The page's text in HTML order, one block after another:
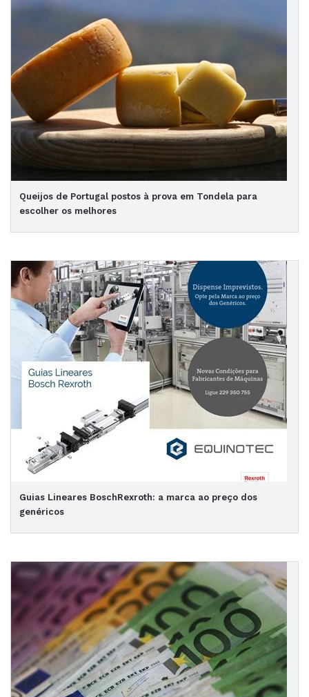
Queijos de Portugal postos à prova em Tondela para
escolher os melhores
Guias Lineares BoschRexroth: a marca ao preço dos
genéricos